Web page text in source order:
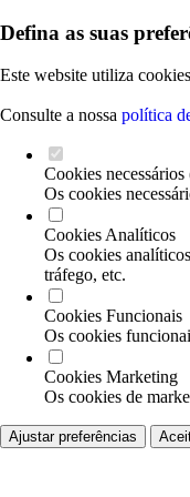
Defina as suas
Este website utiliza
Consulte a nossa política
Cookies
Os cookies
Cookies Analíticos
Os cookies
tráfego, etc.
Cookies Funcionais
Os cookies
Cookies Marketing
Os cookies de
Ajustar preferências